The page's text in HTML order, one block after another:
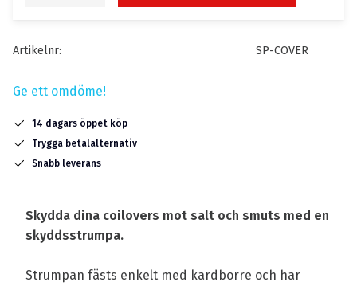
Artikelnr SP-COVER
Ge ett omdöme!
14 dagars öppet köp
Trygga betalalternativ
Snabb leverans
Skydda dina coilovers mot salt och smuts med en
skyddsstrumpa.
Strumpan fästs enkelt med kardborre och har